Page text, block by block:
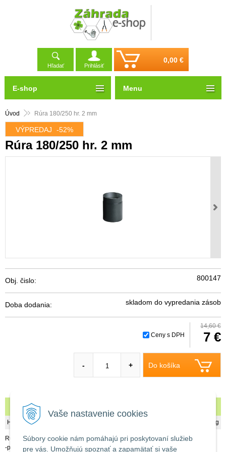
Vaše nastavenie cookies
Súbory cookie nám pomáhajú pri poskytovaní služieb
pre vás. Umožňujú spoznať a zapamätať si vaše
Hľadať Prihlásiť
0,00 €
Úvod Rúra 180/250 hr. 2 mm
VÝPREDAJ -52%
Rúra 180/250 hr. 2 mm
Obj. čislo: 800147
Doba dodania: skladom do vypredania zásob
Ceny s DPH
14,60 €
7 €
Do košíka
- +
Rúra 180/250 hr. 2 mm
Hmotnosť 2,5 kg
Rúra oceľová
-priemer: 180mm
E-shop Menu